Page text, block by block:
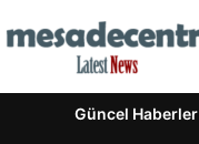
Güncel Haberler